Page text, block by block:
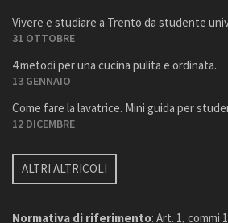
Vivere e studiare a Trento da studente
31 OTTOBRE
4 metodi per una cucina pulita e ordinata.
13 GENNAIO
Come fare la lavatrice. Mini guida per
12 DICEMBRE
ALTRI ALTRICOLI
Normativa di riferimento: Art. 1, commi